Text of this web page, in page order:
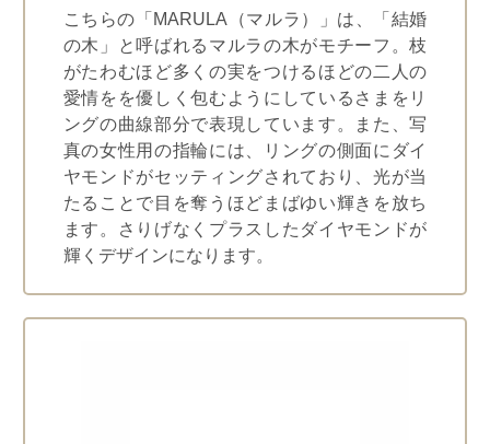
こちらの「MARULA（マルラ）」は、「結婚
の木」と呼ばれるマルラの木がモチーフ。枝
がたわむほど多くの実をつけるほどの二人の
愛情をを優しく包むようにしているさまをリ
ングの曲線部分で表現しています。また、写
真の女性用の指輪には、リングの側面にダイ
ヤモンドがセッティングされており、光が当
たることで目を奪うほどまばゆい輝きを放ち
ます。さりげなくプラスしたダイヤモンドが
輝くデザインになります。